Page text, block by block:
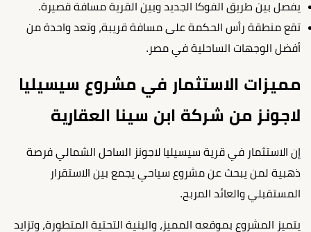
يفصل بين طريق الفوكا الجديد وبين القرية مسافة قصيرة.
تقع منطقة رأس الحكمة على مسافة قريبة، وتعد واحدة من
أفضل الوجهات الساحلية في مصر.
مميزات الاستثمار في مشروع سيسيليا
لاجونز من شركة ابن سينا العقارية
إن الاستثمار في قرية سيسيليا لاجونز الساحل الشمالي فرصة
ذهبية لمن يبحث عن مشروع سياحي يجمع بين الاستقرار
المستقبلي والعائد المربح.
يتميز المشروع بموقعه المميز، والبنية التحتية المتطورة، وتزايد